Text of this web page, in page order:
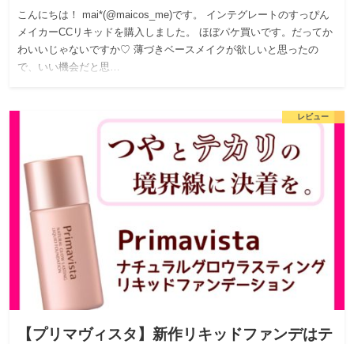
こんにちは！ mai*(@maicos_me)です。 インテグレートのすっぴん
メイカーCCリキッドを購入しました。 ほぼパケ買いです。だってか
わいいじゃないですか♡ 薄づきベースメイクが欲しいと思ったの
で、いい機会だと思…
レビュー
【プリマヴィスタ】新作リキッドファンデはテ